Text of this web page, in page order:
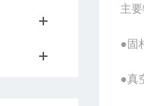
主
●固
●真